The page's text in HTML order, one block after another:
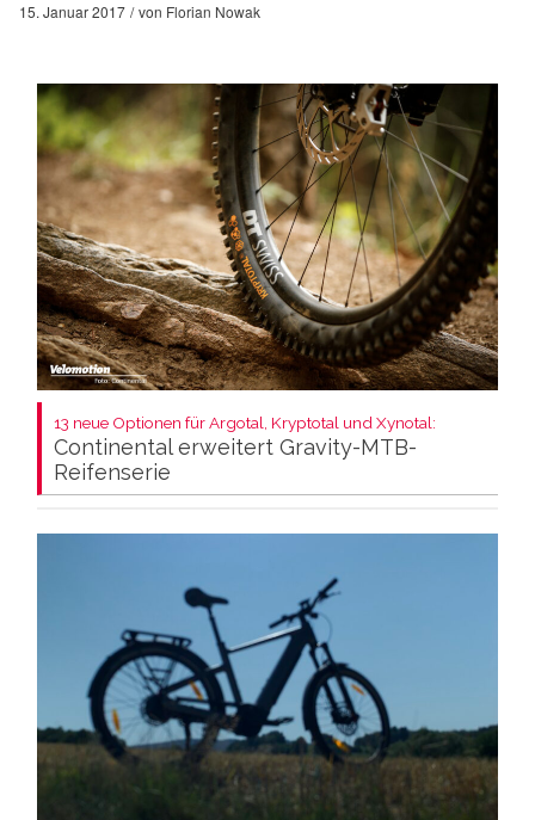
15. Januar 2017 von Florian Nowak
13 neue Optionen für Argotal, Kryptotal und Xynotal:
Continental erweitert Gravity-MTB-
Reifenserie